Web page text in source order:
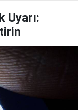
Uyarı: